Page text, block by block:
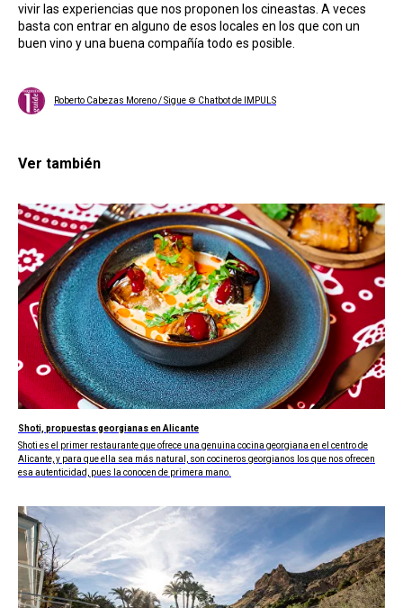
vivir las experiencias que nos proponen los cineastas. A veces
basta con entrar en alguno de esos locales en los que con un
buen vino y una buena compañía todo es posible.
Roberto Cabezas Moreno / Sigue ⚙ Chatbot de IMPULS
Ver también
Shoti, propuestas georgianas en Alicante
Shoti es el primer restaurante que ofrece una genuina cocina georgiana en el centro de
Alicante, y para que ella sea más natural, son cocineros georgianos los que nos ofrecen
esa autenticidad, pues la conocen de primera mano.